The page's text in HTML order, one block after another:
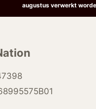
augustus verwerkt